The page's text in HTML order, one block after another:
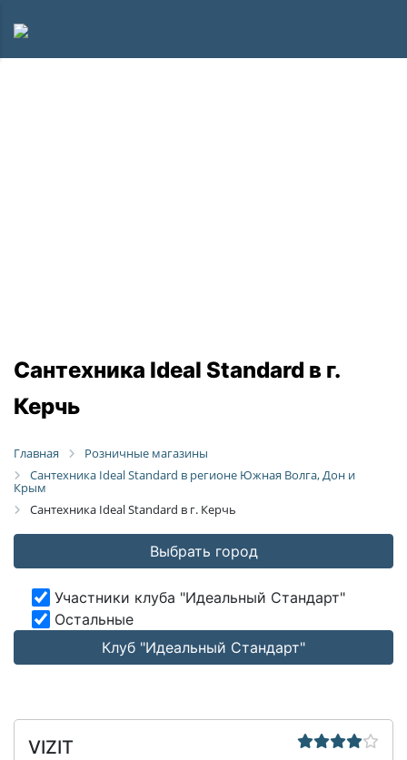
Сантехника Ideal Standard в г.
Керчь
Главная
Розничные магазины
Сантехника Ideal Standard в регионе Южная Волга, Дон и
Крым
Сантехника Ideal Standard в г. Керчь
Выбрать город
Участники клуба "Идеальный Стандарт"
Остальные
Клуб "Идеальный Стандарт"
VIZIT